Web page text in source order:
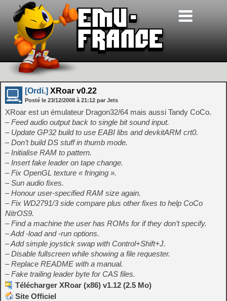
[Ordi.] XRoar v0.22
Posté le 23/12/2008 à 21:12 par Jets
XRoar est un émulateur Dragon32/64 mais aussi Tandy CoCo.
– Feed audio output back to single bit sound input.
– Update GP32 build to use EABI libs and devkitARM crt0.
– Don’t build DS stuff in thumb mode.
– Initialise RAM to pattern.
– Insert fake leader on tape change.
– Fix OpenGL texture « fringing ».
– Sun audio fixes.
– Honour user-specified RAM size again.
– Fix WD2791/3 side compare plus other fixes to help CoCo
NitrOS9.
– Find a machine the user has ROMs for if they don’t specify.
– Add -load and -run options.
– Add simple joystick swap with Control+Shift+J.
– Disable fullscreen while showing a file requester.
– Replace README with a manual.
– Fake trailing leader byte for CAS files.
Télécharger XRoar (x86) v1.12 (2.5 Mo)
Site Officiel